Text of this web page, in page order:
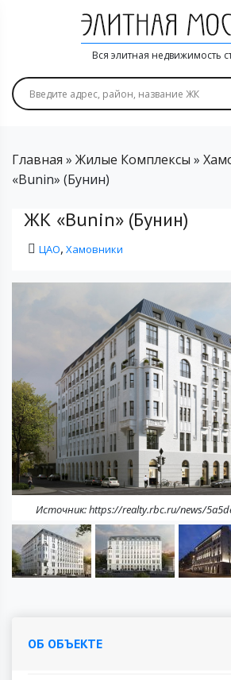
Вся элитная недвижимость
Главная » Жилые Комплексы »
«Bunin» (Бунин)
ЖК «Bunin» (Бунин)
ЦАО, Хамовники
Источник: https://realty.rbc.ru/news/
ОБ ОБЪЕКТЕ